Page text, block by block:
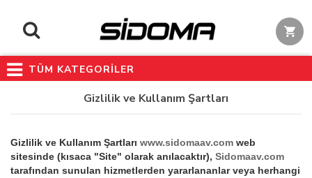
TÜM KATEGORİLER
Gizlilik ve Kullanım Şartları
Gizlilik ve Kullanım Şartları www.sidomaav.com web
sitesinde (kısaca "Site" olarak anılacaktır), Sidomaav.com
tarafından sunulan hizmetlerden yararlananlar veya herhangi